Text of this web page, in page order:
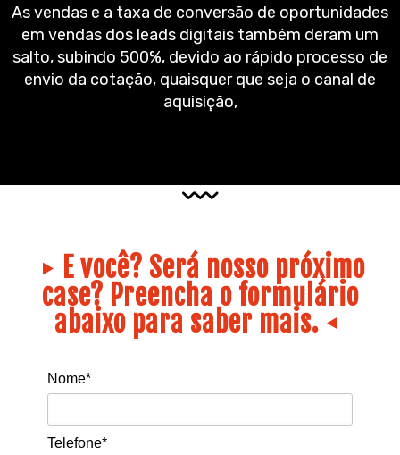
As vendas e a taxa de conversão de oportunidades
em vendas dos leads digitais também deram um
salto, subindo 500%, devido ao rápido processo de
envio da cotação, quaisquer que seja o canal de
aquisição,
E você? Será nosso próximo
case? Preencha o formulário
abaixo para saber mais.
Nome*
Telefone*